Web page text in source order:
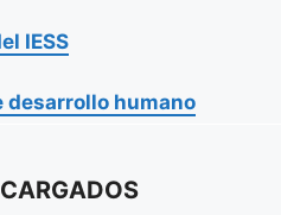
IESS
desarrollo humano